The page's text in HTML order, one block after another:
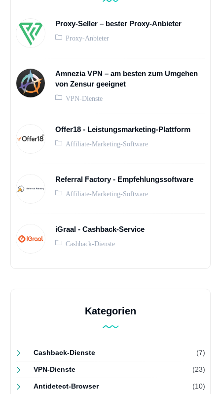
Proxy-Seller – bester Proxy-Anbieter
Proxy-Anbieter
Amnezia VPN – am besten zum Umgehen
von Zensur geeignet
VPN-Dienste
Offer18 - Leistungsmarketing-Plattform
Affiliate-Marketing-Software
Referral Factory - Empfehlungssoftware
Affiliate-Marketing-Software
iGraal - Cashback-Service
Cashback-Dienste
Kategorien
Cashback-Dienste (7)
VPN-Dienste (23)
Antidetect-Browser (10)